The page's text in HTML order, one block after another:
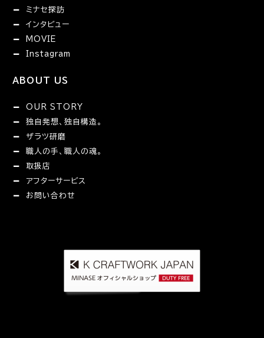
ミナセ探訪
インタビュー
MOVIE
Instagram
ABOUT US
OUR STORY
独自発想、独自構造。
ザラツ研磨
職人の手、職人の魂。
取扱店
アフターサービス
お問い合わせ